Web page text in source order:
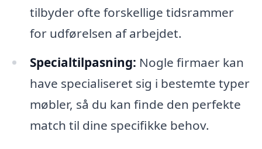
tilbyder ofte forskellige tidsrammer
for udførelsen af arbejdet.
Specialtilpasning: Nogle firmaer kan
have specialiseret sig i bestemte typer
møbler, så du kan finde den perfekte
match til dine specifikke behov.